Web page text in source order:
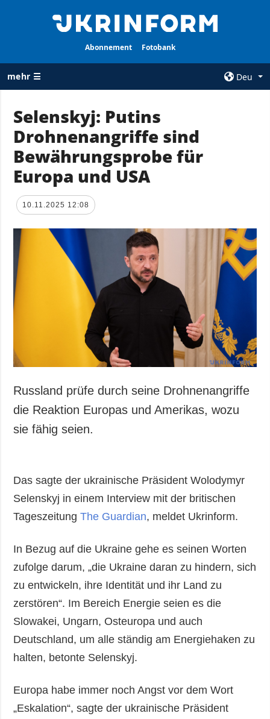
Abonnement Fotobank
mehr ☰
Deu
ALLE
RUBRIKEN
Krieg
Wiederaufbau
der Ukraine
Politik
Wirtschaft
Gesellschaft und
Notstand und
AGENTUR
Über uns
und zum Schutz
personenbezogener
ZUSÄTZLICH
Veröffentlichungen
Interview
LEISTUNGEN
Abonnement
Selenskyj: Putins
Drohnenangriffe sind
Bewährungsprobe für
Europa und USA
10.11.2025 12:08
Russland prüfe durch seine Drohnenangriffe
die Reaktion Europas und Amerikas, wozu
sie fähig seien.
Das sagte der ukrainische Präsident Wolodymyr
Selenskyj in einem Interview mit der britischen
TageszeitungThe Guardian, meldet Ukrinform.
In Bezug auf die Ukraine gehe es seinen Worten
zufolge darum, „die Ukraine daran zu hindern, sich
zu entwickeln, ihre Identität und ihr Land zu
zerstören“. Im Bereich Energie seien es die
Slowakei, Ungarn, Osteuropa und auch
Deutschland, um alle ständig am Energiehaken zu
halten, betonte Selenskyj.
Europa habe immer noch Angst vor dem Wort
„Eskalation“, sagte der ukrainische Präsident